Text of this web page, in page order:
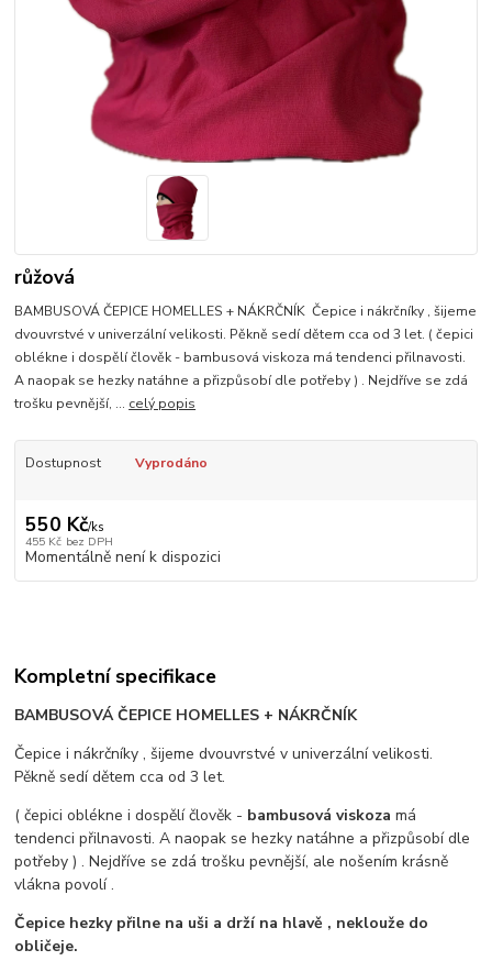
růžová
BAMBUSOVÁ ČEPICE HOMELLES + NÁKRČNÍK Čepice i nákrčníky , šijeme
dvouvrstvé v univerzální velikosti. Pěkně sedí dětem cca od 3 let. ( čepici
oblékne i dospělí člověk - bambusová viskoza má tendenci přilnavosti.
A naopak se hezky natáhne a přizpůsobí dle potřeby ) . Nejdříve se zdá
trošku pevnější, ... celý popis
Dostupnost Vyprodáno
550 Kč/ks
455 Kč bez DPH
Momentálně není k dispozici
Kompletní specifikace
BAMBUSOVÁ ČEPICE HOMELLES + NÁKRČNÍK
Čepice i nákrčníky , šijeme dvouvrstvé v univerzální velikosti.
Pěkně sedí dětem cca od 3 let.
( čepici oblékne i dospělí člověk - bambusová viskozamá
tendenci přilnavosti. A naopak se hezky natáhne a přizpůsobí dle
potřeby ) . Nejdříve se zdá trošku pevnější, ale nošením krásně
vlákna povolí .
Čepice hezky přilne na uši a drží na hlavě , neklouže do
obličeje.